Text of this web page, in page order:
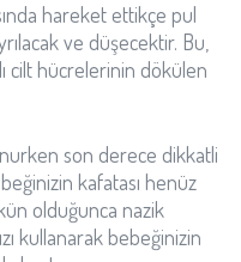
hareket ettikçe pul
ve düşecektir. Bu,
cilt hücrelerinin dökülen
son derece dikkatli
kafatası henüz
olduğunca nazik
kullanarak bebeğinizin